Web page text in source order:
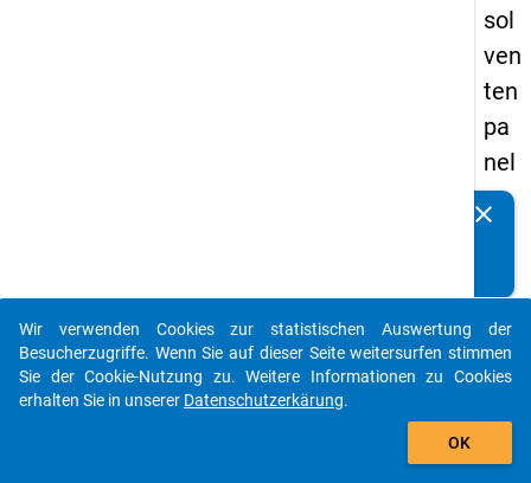
sol
ven
ten
pa
nel
s
-
zw
eit
clear
auto_stories
add_shopping_cart
Wir verwenden Cookies zur statistischen Auswertung der
Besucherzugriffe. Wenn Sie auf dieser Seite weitersurfen stimmen
Sie der Cookie-Nutzung zu. Weitere Informationen zu Cookies
erhalten Sie in unserer Datenschutzerkärung.
OK